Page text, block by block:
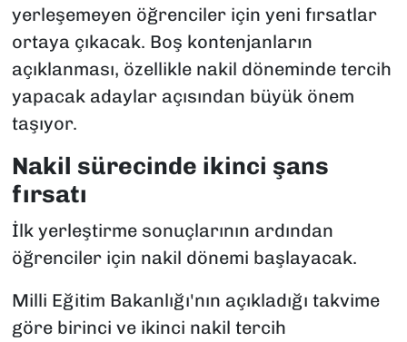
yerleşemeyen öğrenciler için yeni fırsatlar
ortaya çıkacak. Boş kontenjanların
açıklanması, özellikle nakil döneminde tercih
yapacak adaylar açısından büyük önem
taşıyor.
Nakil sürecinde ikinci şans
fırsatı
İlk yerleştirme sonuçlarının ardından
öğrenciler için nakil dönemi başlayacak.
Milli Eğitim Bakanlığı'nın açıkladığı takvime
göre birinci ve ikinci nakil tercih